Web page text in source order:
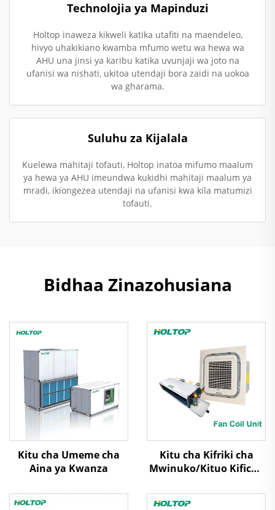
Technolojia ya Mapinduzi
Holtop inaweza kikweli katika utafiti na maendeleo,
hivyo uhakikiano kwamba mfumo wetu wa hewa wa
AHU una jinsi ya karibu katika uvunjaji wa joto na
ufanisi wa nishati, ukitoa utendaji bora zaidi na uokoa
wa gharama.
Suluhu za Kijalala
Kuelewa mahitaji tofauti, Holtop inatoa mifumo maalum
ya hewa ya AHU imeundwa kukidhi mahitaji maalum ya
mradi, ikiongezea utendaji na ufanisi kwa kila matumizi
tofauti.
Bidhaa Zinazohusiana
Kitu cha Umeme cha
Aina ya Kwanza
Kitu cha Kifriki cha
Mwinuko/Kituo Kificho